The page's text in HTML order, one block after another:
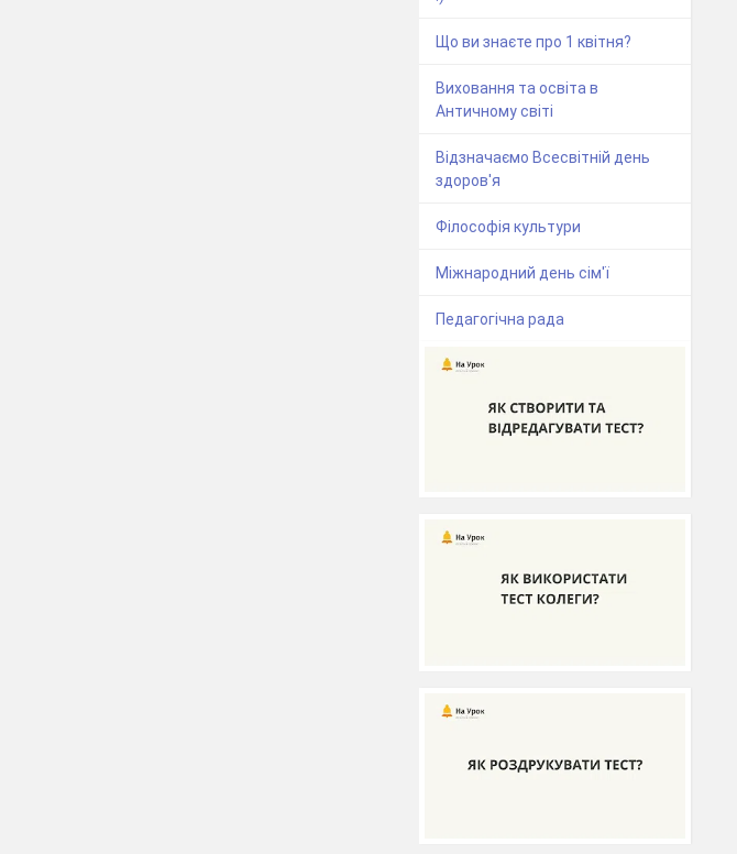
Що ви знаєте про 1 квітня?
Виховання та освіта в
Античному світі
Відзначаємо Всесвітній день
здоров'я
Філософія культури
Міжнародний день сім'ї
Педагогічна рада